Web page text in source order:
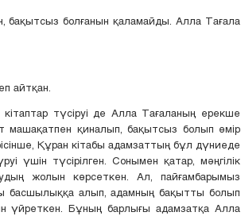
бақытсыз болғанын қаламайды. Алла Тағала
айтқан.
түсіруі де Алла Тағаланың ерекше
машақатпен қиналып, бақытсыз болып өмір
Құран кітабы адамзаттың бұл дүниеде
үшін түсірілген. Сонымен қатар, мәңгілік
жолын көрсеткен. Ал, пайғамбарымыз
басшылыққа алып, адамның бақытты болып
үйреткен. Бұның барлығы адамзатқа Алла